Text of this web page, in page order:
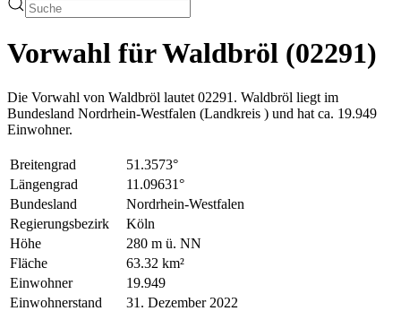
Vorwahl für Waldbröl (02291)
Die Vorwahl von Waldbröl lautet 02291. Waldbröl liegt im
Bundesland Nordrhein-Westfalen (Landkreis ) und hat ca. 19.949
Einwohner.
Breitengrad
51.3573°
Längengrad
11.09631°
Bundesland
Nordrhein-Westfalen
Regierungsbezirk
Köln
Höhe
280 m ü. NN
Fläche
63.32 km²
Einwohner
19.949
Einwohnerstand
31. Dezember 2022